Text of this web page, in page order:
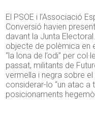
El PSOE i l’Associació
Conversió havien
davant la Junta
objecte de polèmica en
“la lona de l’odi” per
passat, militants de
vermella i negra sobre
considerar-lo “un atac
posicionaments